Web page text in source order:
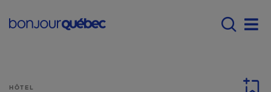
Main navigation -
HÔTEL